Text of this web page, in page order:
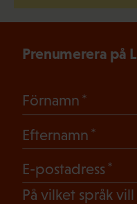
Prenumerera på
Förnamn
Efternamn
E-postadress
På vilket språk